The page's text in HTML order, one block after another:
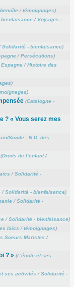
/témoignages)
/ Voyages -
Solidarité - bienfaisance)
/Persécutions)
/Histoire des
)
)
(Catalogne -
? « Vous serez mes
Sioule - N.D. des
(Droits de l’enfant/
/Solidarité -
/Solidarité - bienfaisance)
/Solidarité -
/Solidarité - bienfaisance)
laïcs /témoignages)
Soeurs Maristes /
? » (L’école et ses
ses activités /Solidarité -